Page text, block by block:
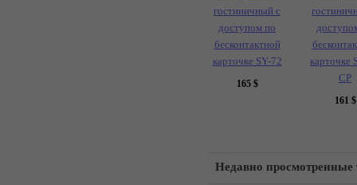
гостиничный с
доступом по
бесконтактной
карточке SY-72
165$
карточке
CP
161 $
Недавно просмотренные